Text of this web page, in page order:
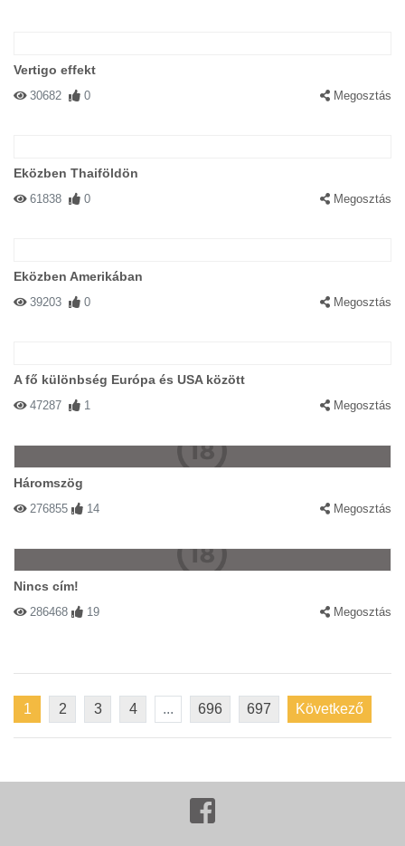
Vertigo effekt
30682 0 Megosztás
Eközben Thaiföldön
61838 0 Megosztás
Eközben Amerikában
39203 0 Megosztás
A fő különbség Európa és USA között
47287 1 Megosztás
Háromszög
276855 14 Megosztás
Nincs cím!
286468 19 Megosztás
1 2 3 4 ... 696 697 Következő